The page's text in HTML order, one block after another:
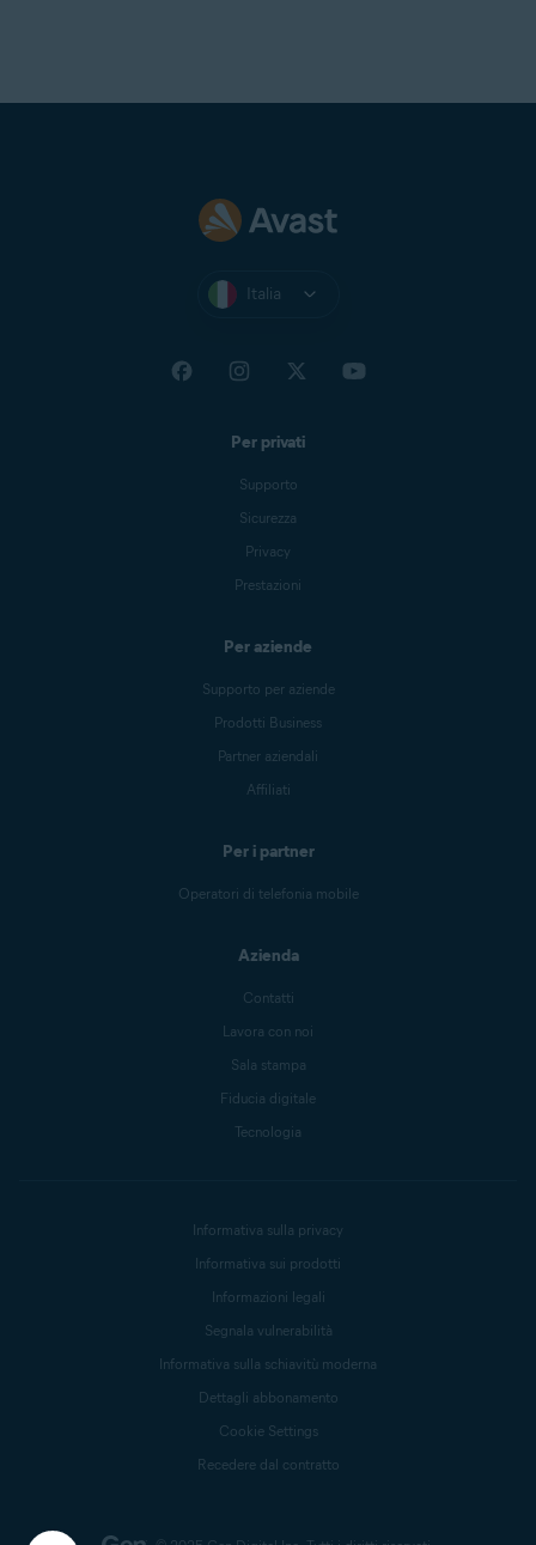
Italia
Per privati
Supporto
Sicurezza
Privacy
Prestazioni
Per aziende
Supporto per aziende
Prodotti Business
Partner aziendali
Affiliati
Per i partner
Operatori di telefonia mobile
Azienda
Contatti
Lavora con noi
Sala stampa
Fiducia digitale
Tecnologia
Informativa sulla privacy
Informativa sui prodotti
Informazioni legali
Segnala vulnerabilità
Informativa sulla schiavitù moderna
Dettagli abbonamento
Cookie Settings
Recedere dal contratto